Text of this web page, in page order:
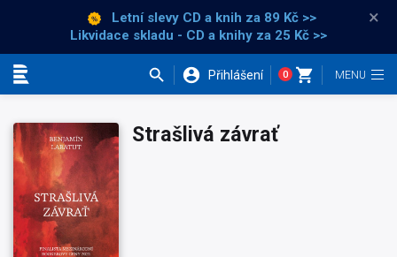
Letní slevy CD a knih za 89 Kč >>
Likvidace skladu - CD a knihy za 25 Kč >>
×
Přihlášení 0
Strašlivá závrať